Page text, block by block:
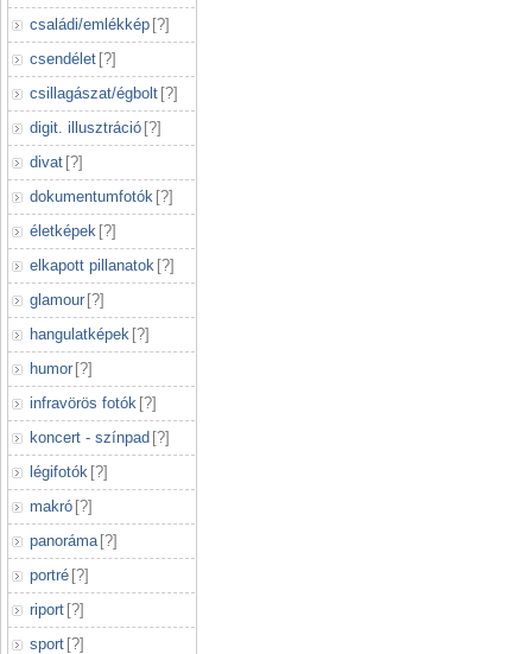
családi/emlékkép [?]
csendélet [?]
csillagászat/égbolt [?]
digit. illusztráció [?]
divat [?]
dokumentumfotók [?]
életképek [?]
elkapott pillanatok [?]
glamour [?]
hangulatképek [?]
humor [?]
infravörös fotók [?]
koncert - színpad [?]
légifotók [?]
makró [?]
panoráma [?]
portré [?]
riport [?]
sport [?]